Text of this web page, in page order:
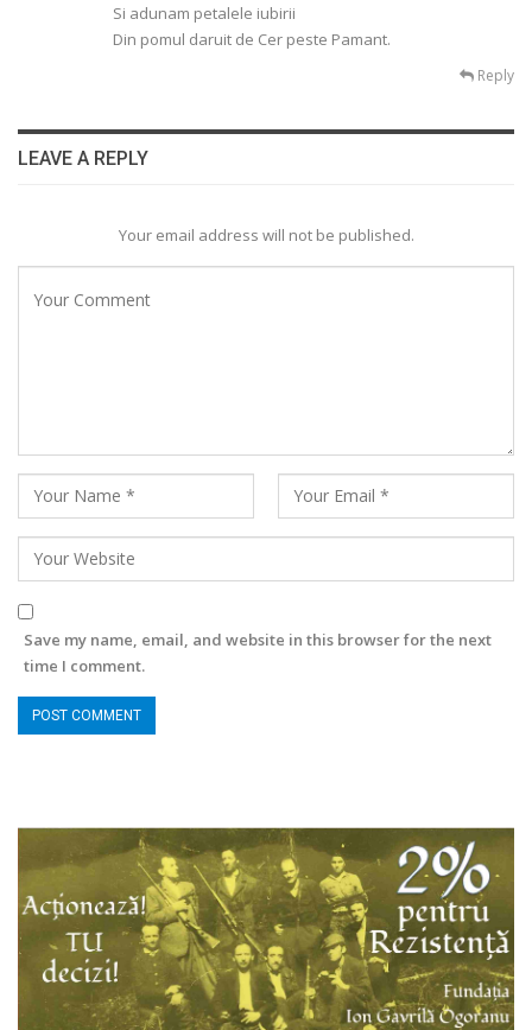
Si adunam petalele iubirii
Din pomul daruit de Cer peste Pamant.
Reply
LEAVE A REPLY
Your email address will not be published.
Save my name, email, and website in this browser for the next
time I comment.